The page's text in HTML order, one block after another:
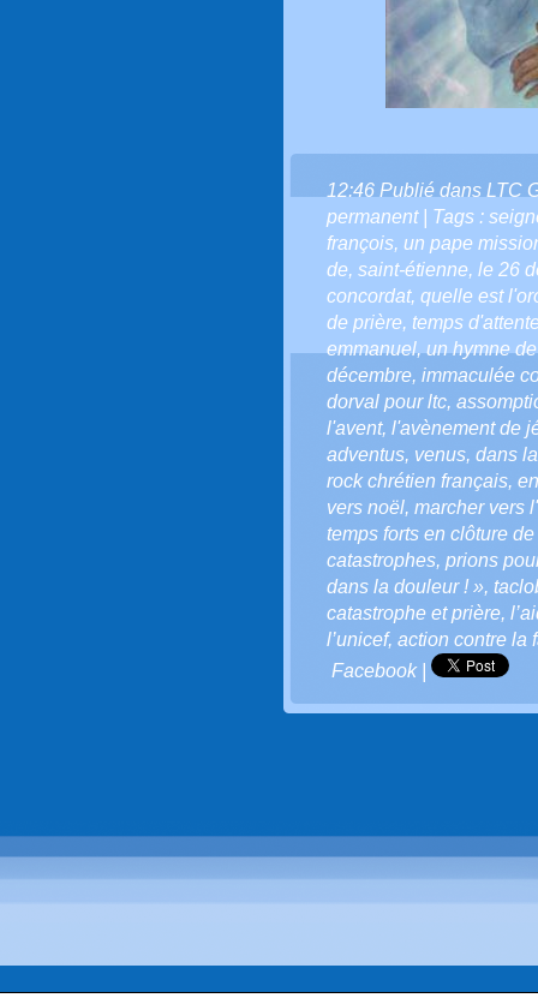
12:46 Publié dans LTC
permanent| Tags :
françois, un pape
de, saint-étienne, le 26
concordat, quelle est
de prière, temps
emmanuel,un hymne
décembre, immaculée
dorval pour ltc,
l'avent, l'avènement de
adventus, venus, dans
rock chrétien français,
vers noël, marcher vers
temps forts en clôture
catastrophes, prions
dans la douleur ! »,
catastrophe et prière,
l’unicef, action contre la
Facebook|